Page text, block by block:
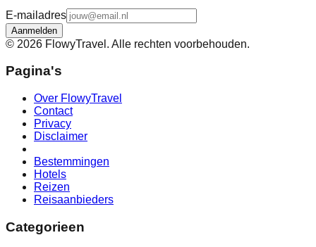
E-mailadres
Aanmelden
© 2026 FlowyTravel. Alle rechten voorbehouden.
Pagina's
Over FlowyTravel
Contact
Privacy
Disclaimer
Bestemmingen
Hotels
Reizen
Reisaanbieders
Categorieen